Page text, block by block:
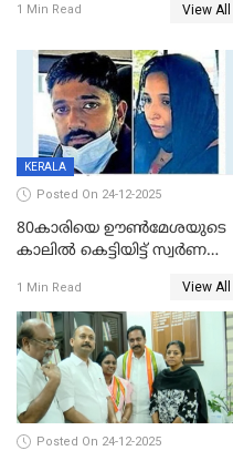
1 Min Read View All
KERALA
Posted On 24-12-2025
80കാരിയെ ഊൺമേശയുടെ
കാലിൽ കെട്ടിയിട്ട് സ്വർണവും
കൊച്ചുമകനും സുഹൃത്തും
അറസ്റ്റിൽ
1 Min Read View All
Posted On 24-12-2025